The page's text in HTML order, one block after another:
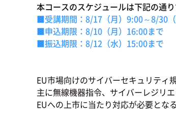
本コースのスケジュールは下記の通り
■受講期間：8/17（月）9:00～8/30
■申込期限：8/10（月）16:00まで
■振込期限：8/12（水）15:00まで
EU市場向けのサイバーセキュリティ
主に無線機器指令、サイバーレジリ
EUへの上市に当たり対応が必要とな